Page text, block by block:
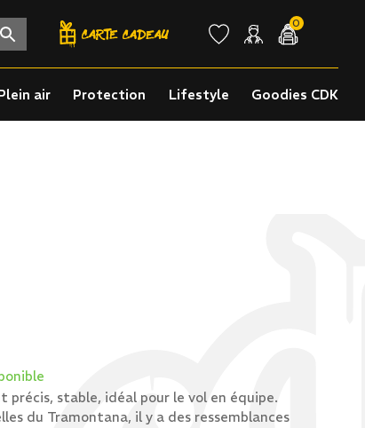
0
air Protection Lifestyle Goodies CDK
stable, idéal pour le vol en équipe.
du Tramontana, il y a des ressemblances